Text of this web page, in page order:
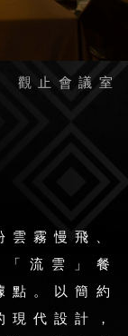
霧慢飛、
流雲」餐
點。以簡約
現代設計，